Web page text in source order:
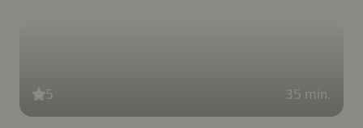
5 35 min.